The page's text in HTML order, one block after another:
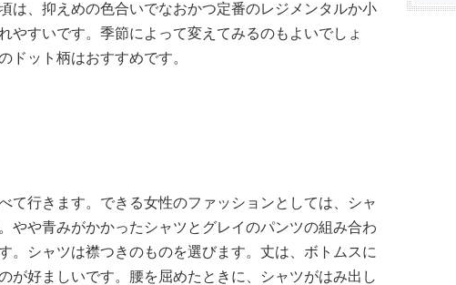
は、抑えめの色合いでなおかつ定番のレジメンタルか小
やすいです。季節によって変えてみるのもよいでしょ
ドット柄はおすすめです。
て行きます。できる女性のファッションとしては、シャ
やや青みがかかったシャツとグレイのパンツの組み合わ
。シャツは襟つきのものを選びます。丈は、ボトムスに
が好ましいです。腰を屈めたときに、シャツがはみ出し